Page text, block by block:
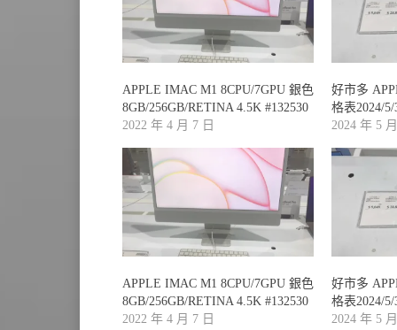
APPLE IMAC M1 8CPU/7GPU 銀色
8GB/256GB/RETINA 4.5K #132530
2022 年 4 月 7 日
好市多
格表2024/
2024 年 5
APPLE IMAC M1 8CPU/7GPU 銀色
8GB/256GB/RETINA 4.5K #132530
2022 年 4 月 7 日
好市多
格表2024/
2024 年 5